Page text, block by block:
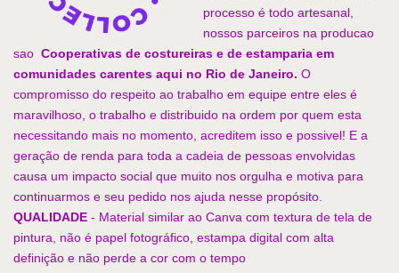
processo é todo artesanal,
nossos parceiros na producao
sao Cooperativas de costureiras e de estamparia em
comunidades carentes aqui no Rio de Janeiro. O
compromisso do respeito ao trabalho em equipe entre eles é
maravilhoso, o trabalho e distribuido na ordem por quem esta
necessitando mais no momento, acreditem isso e possivel! E a
geração de renda para toda a cadeia de pessoas envolvidas
causa um impacto social que muito nos orgulha e motiva para
continuarmos e seu pedido nos ajuda nesse propósito.
QUALIDADE - Material similar ao Canva com textura de tela de
pintura, não é papel fotográfico, estampa digital com alta
definição e não perde a cor com o tempo